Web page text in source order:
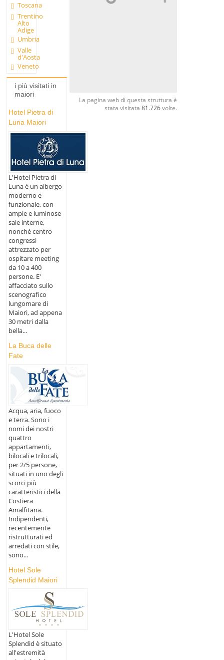
Toscana
Trentino
Alto
Adige
Umbria
Valle
d'Aosta
Veneto
i più visitati in
maiori
Hotel Pietra di
Luna Maiori
L'Hotel Pietra di
Luna è un albergo
moderno e
funzionale, con
ampie e luminose
sale interne,
nonché centro
congressi
attrezzato per
ospitare meeting
da 10 a 400
persone. E'
affacciato sullo
scenografico
lungomare di
Maiori, ad appena
30 metri dalla
bella...
La Buca delle
Fate
Acqua, aria, fuoco
e terra. Sono i
nomi dei nostri
quattro
appartamenti,
bilocali e trilocali,
per 2/5 persone,
situati in uno degli
scorci più
caratteristici della
Costiera
Amalfitana.
Indipendenti,
recentemente
ristrutturati ed
arredati con stile,
sono...
Hotel Sole
Splendid Maiori
L'Hotel Sole
Splendid è situato
all'estremità
La pagina web di questa struttura è
stata visitata 81.726volte.